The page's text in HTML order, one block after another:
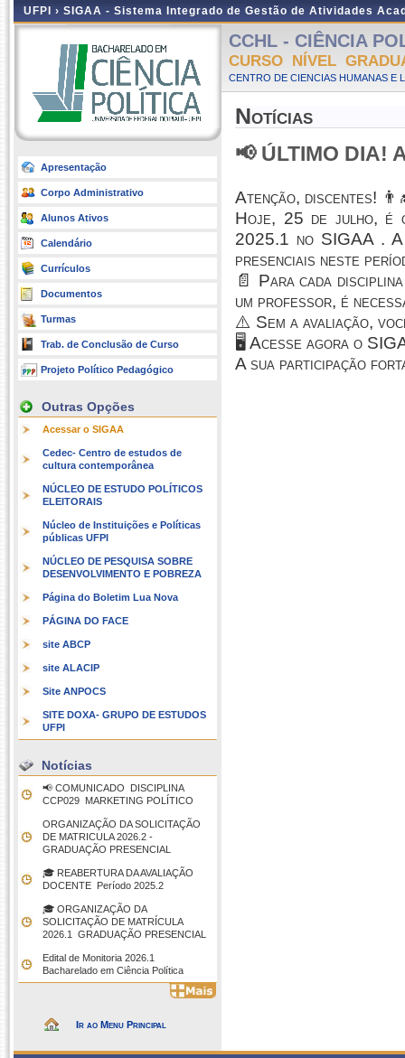
UFPI › SIGAA - Sistema Integrado de Gestão de Atividades
Apresentação
Corpo Administrativo
Alunos Ativos
Calendário
Currículos
Documentos
Turmas
Trab. de Conclusão de Curso
Projeto Político Pedagógico
Outras Opções
Acessar o SIGAA
Cedec- Centro de estudos de
cultura contemporânea
NÚCLEO DE ESTUDO POLÍTICOS
ELEITORAIS
Núcleo de Instituições e Políticas
públicas UFPI
NÚCLEO DE PESQUISA SOBRE
DESENVOLVIMENTO E POBREZA
Página do Boletim Lua Nova
PÁGINA DO FACE
site ABCP
site ALACIP
Site ANPOCS
SITE DOXA- GRUPO DE ESTUDOS
UFPI
Notícias
📢 COMUNICADO  DISCIPLINA
CCP029  MARKETING POLÍTICO
ORGANIZAÇÃO DA SOLICITAÇÃO
DE MATRICULA 2026.2 -
GRADUAÇÃO PRESENCIAL
🎓 REABERTURA DA AVALIAÇÃO
DOCENTE  Período 2025.2
🎓 ORGANIZAÇÃO DA
SOLICITAÇÃO DE MATRÍCULA
2026.1  GRADUAÇÃO PRESENCIAL
Edital de Monitoria 2026.1 
Bacharelado em Ciência Política
Ir ao Menu Principal
CCHL - CIÊNCIA
CURSO NÍVEL
CENTRO DE CIENCIAS HUMANAS E
Notícias
📢 ÚLTIMO DIA!
Atenção, discentes!
Hoje, 25 de julho, é
2025.1 no SIGAA . A
presenciais neste
📄 Para cada
um professor, é
⚠️ Sem a avaliação,
🖥️ Acesse agora o
A sua participação